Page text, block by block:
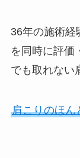
36年の施術経
を同時に評価
でも取れない
肩こりのほん